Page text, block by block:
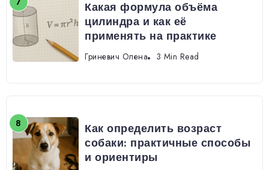
Какая формула объёма
цилиндра и как её
применять на практике
Гриневич Олена 3 Min Read
Как определить возраст
собаки: практичные способы
и ориентиры